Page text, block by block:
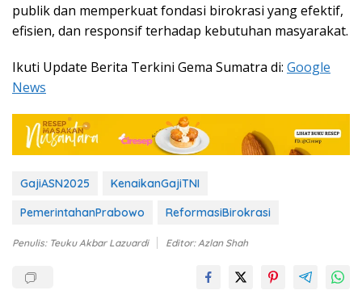
publik dan memperkuat fondasi birokrasi yang efektif,
efisien, dan responsif terhadap kebutuhan masyarakat.
Ikuti Update Berita Terkini Gema Sumatra di: Google
News
GajiASN2025
KenaikanGajiTNI
PemerintahanPrabowo
ReformasiBirokrasi
Penulis: Teuku Akbar Lazuardi Editor: Azlan Shah